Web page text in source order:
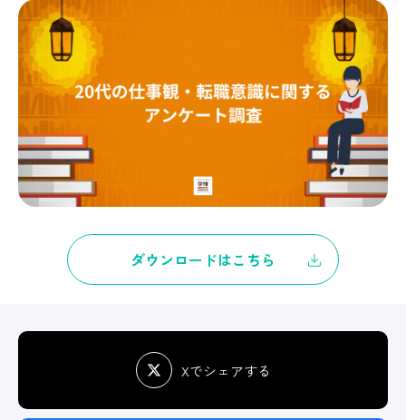
ダウンロードはこちら
Xでシェアする